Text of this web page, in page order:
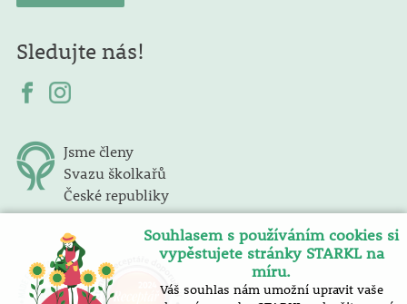
Sledujte nás!
Jsme členy
Svazu školkařů
České republiky
Souhlasem s používáním cookies si
vypěstujete stránky STARKL na
míru.
Váš souhlas nám umožní upravit vaše